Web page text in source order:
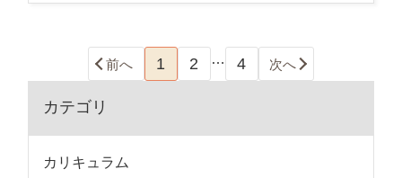
前へ 1 2 … 4 次へ
カテゴリ
カリキュラム